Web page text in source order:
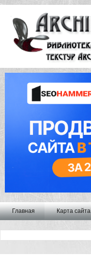
Главная Карта сайта